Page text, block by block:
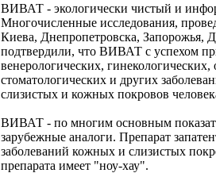
ВИВАТ - экологически чистый и
Многочисленные исследования,
Киева, Днепропетровска, Запорожья,
подтвердили, что ВИВАТ с успехом
венерологических, гинекологических,
стоматологических и других
слизистых и кожных покровов
ВИВАТ - по многим основным
зарубежные аналоги. Препарат
заболеваний кожных и слизистых
препарата имеет "ноу-хау".